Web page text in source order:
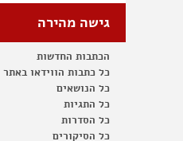
גישה מהירה
הכתבות החדשות
כל כתבות הווידאו באתר
כל הנושאים
כל התגיות
כל הסדרות
כל הסיקורים